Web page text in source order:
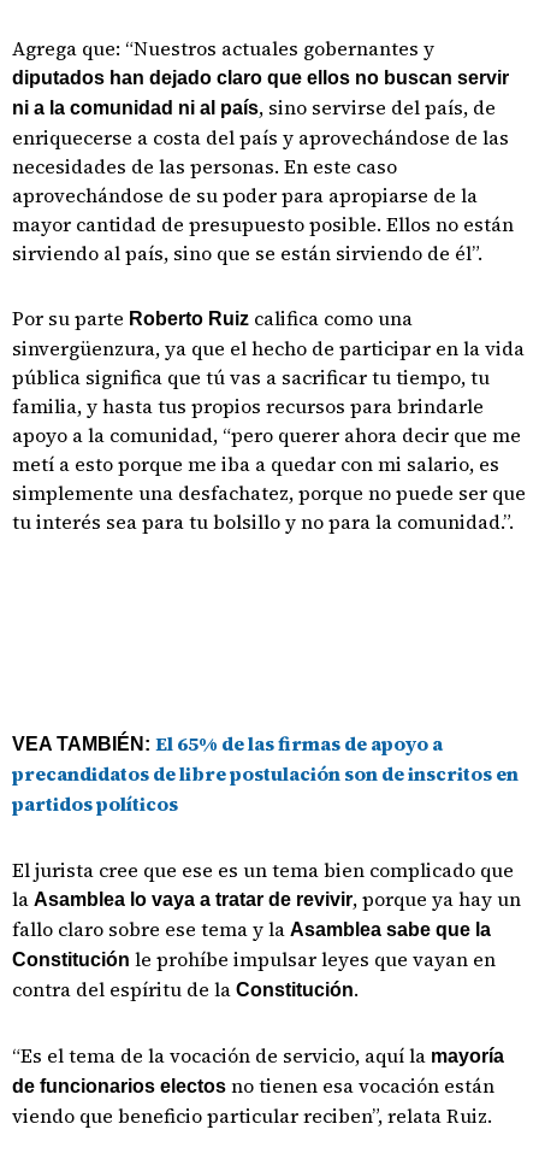
Agrega que: “Nuestros actuales gobernantes y
diputados han dejado claro que ellos no buscan servir
ni a la comunidad ni al país, sino servirse del país, de
enriquecerse a costa del país y aprovechándose de las
necesidades de las personas. En este caso
aprovechándose de su poder para apropiarse de la
mayor cantidad de presupuesto posible. Ellos no están
sirviendo al país, sino que se están sirviendo de él”.
Por su parte Roberto Ruiz califica como una
sinvergüenzura, ya que el hecho de participar en la vida
pública significa que tú vas a sacrificar tu tiempo, tu
familia, y hasta tus propios recursos para brindarle
apoyo a la comunidad, “pero querer ahora decir que me
metí a esto porque me iba a quedar con mi salario, es
simplemente una desfachatez, porque no puede ser que
tu interés sea para tu bolsillo y no para la comunidad.”.
VEA TAMBIÉN: El 65% de las firmas de apoyo a
precandidatos de libre postulación son de inscritos en
partidos políticos
El jurista cree que ese es un tema bien complicado que
la Asamblea lo vaya a tratar de revivir, porque ya hay un
fallo claro sobre ese tema y la Asamblea sabe que la
Constitución le prohíbe impulsar leyes que vayan en
contra del espíritu de la Constitución.
“Es el tema de la vocación de servicio, aquí la mayoría
de funcionarios electos no tienen esa vocación están
viendo que beneficio particular reciben”, relata Ruiz.